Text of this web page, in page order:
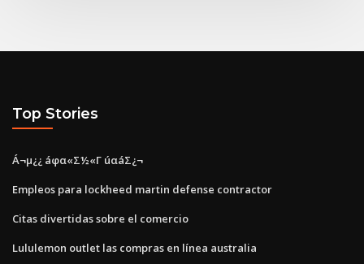
Top Stories
Á¬µ¿¿ áφα«Σ½«Γ úαáΣ¿¬
Empleos para lockheed martin defense contractor
Citas divertidas sobre el comercio
Lululemon outlet las compras en línea australia